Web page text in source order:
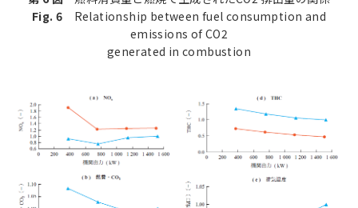
Fig. 6 Relationship between fuel consumption and
emissions of CO2
generated in combustion